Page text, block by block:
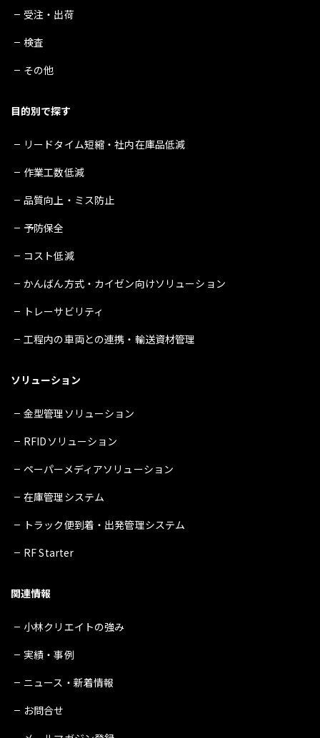
受注・出荷
検査
その他
目的別で探す
リードタイム短縮・社内在庫品低減
作業工数低減
品質向上・ミス防止
予防保全
コスト低減
かんばん方式・カイゼン向けソリューション
トレーサビリティ
工程内の車両との連携・輸送資材管理
ソリューション
金型管理ソリューション
RFIDソリューション
ペーパーメディアソリューション
在庫管理システム
トラック便到着・出発管理システム
RF Starter
関連情報
小林クリエイトの強み
実績・事例
ニュース・新着情報
お問合せ